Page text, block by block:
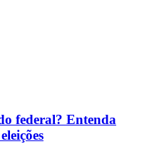
federal? Entenda